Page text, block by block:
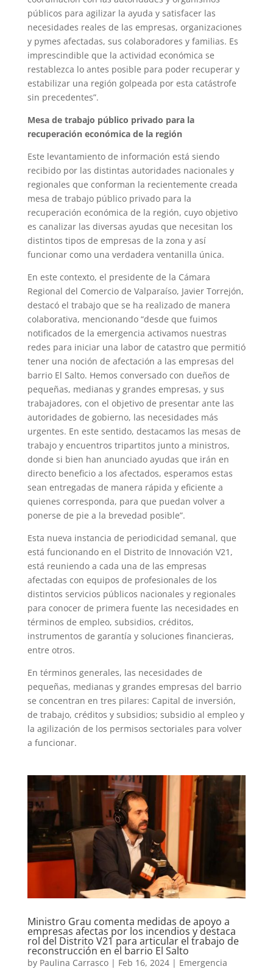
públicos para agilizar la ayuda y satisfacer las
necesidades reales de las empresas, organizaciones
y pymes afectadas, sus colaboradores y familias. Es
imprescindible que la actividad económica se
restablezca lo antes posible para poder recuperar y
estabilizar una región golpeada por esta catástrofe
sin precedentes”.
Mesa de trabajo público privado para la
recuperación económica de la región
Este levantamiento de información está siendo
recibido por las distintas autoridades nacionales y
regionales que conforman la recientemente creada
mesa de trabajo público privado para la
recuperación económica de la región, cuyo objetivo
es canalizar las diversas ayudas que necesitan los
distintos tipos de empresas de la zona y así
funcionar como una verdadera ventanilla única.
En este contexto, el presidente de la Cámara
Regional del Comercio de Valparaíso, Javier Torrejón,
destacó el trabajo que se ha realizado de manera
colaborativa, mencionando “desde que fuimos
notificados de la emergencia activamos nuestras
redes para iniciar una labor de catastro que permitió
tener una noción de afectación a las empresas del
barrio El Salto. Hemos conversado con dueños de
pequeñas, medianas y grandes empresas, y sus
trabajadores, con el objetivo de presentar ante las
autoridades de gobierno, las necesidades más
urgentes. En este sentido, destacamos las mesas de
trabajo y encuentros tripartitos junto a ministros,
donde si bien han anunciado ayudas que irán en
directo beneficio a los afectados, esperamos estas
sean entregadas de manera rápida y eficiente a
quienes corresponda, para que puedan volver a
ponerse de pie a la brevedad posible”.
Esta nueva instancia de periodicidad semanal, que
está funcionando en el Distrito de Innovación V21,
está reuniendo a cada una de las empresas
afectadas con equipos de profesionales de los
distintos servicios públicos nacionales y regionales
para conocer de primera fuente las necesidades en
términos de empleo, subsidios, créditos,
instrumentos de garantía y soluciones financieras,
entre otros.
En términos generales, las necesidades de
pequeñas, medianas y grandes empresas del barrio
se concentran en tres pilares: Capital de inversión,
de trabajo, créditos y subsidios; subsidio al empleo y
la agilización de los permisos sectoriales para volver
a funcionar.
Ministro Grau comenta medidas de apoyo a
empresas afectas por los incendios y destaca
rol del Distrito V21 para articular el trabajo de
reconstrucción en el barrio El Salto
by Paulina Carrasco| Feb 16, 2024| Emergencia